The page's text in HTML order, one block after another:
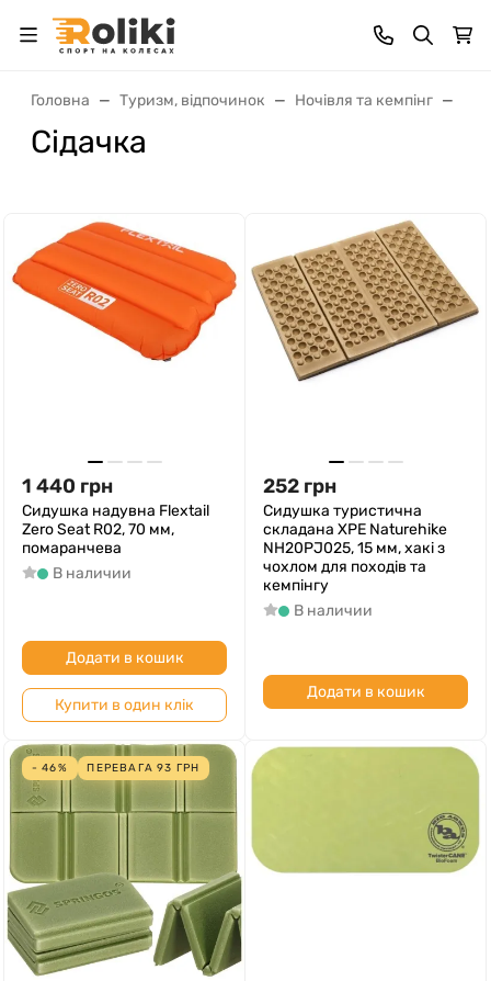
Головна Туризм, відпочинок Ночівля та кемпінг
Сідачка
1 440 грн
Сидушка надувна Flextail
Zero Seat R02, 70 мм,
помаранчева
В наличии
Додати в кошик
Купити в один клік
252 грн
Сидушка туристична
складана XPE Naturehike
NH20PJ025, 15 мм, хакі з
чохлом для походів та
кемпінгу
В наличии
Додати в кошик
- 46% ПЕРЕВАГА93 ГРН